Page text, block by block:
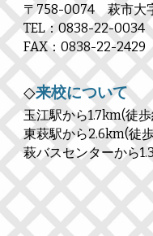
〒758-0074 萩市大
TEL：0838-22-0034
FAX：0838-22-2429
◇来校について
玉江駅から1.7km(徒
東萩駅から2.6km(徒
萩バスセンターから